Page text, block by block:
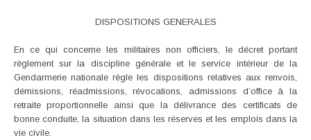
DISPOSITIONS GENERALES
En ce qui concerne les militaires non officiers, le décret portant
règlement sur la discipline générale et le service intérieur de la
Gendarmerie nationale règle les dispositions relatives aux renvois,
démissions, réadmissions, révocations, admissions d’office à la
retraite proportionnelle ainsi que la délivrance des certificats de
bonne conduite, la situation dans les réserves et les emplois dans la
vie civile.